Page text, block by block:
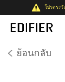
โปรดระ
ย้อนกลับ